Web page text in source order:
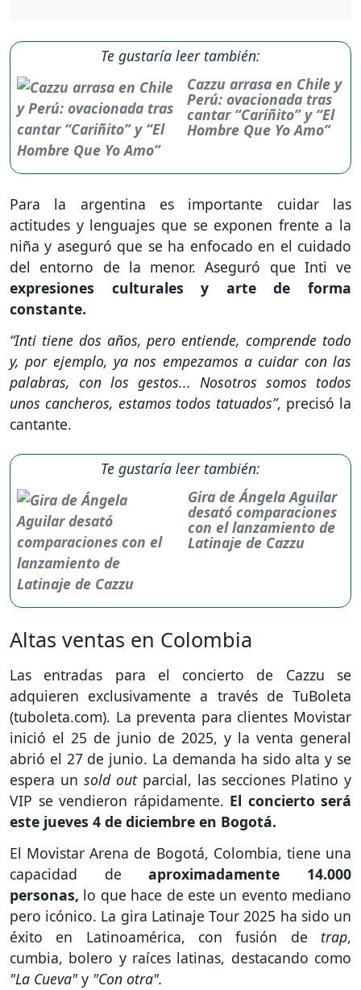
Te gustaría leer también:
Cazzu arrasa en Chile y
Perú: ovacionada tras
cantar “Cariñito” y “El
Hombre Que Yo Amo”
Para la argentina es importante cuidar las
actitudes y lenguajes que se exponen frente a la
niña y aseguró que se ha enfocado en el cuidado
del entorno de la menor. Aseguró que Inti ve
expresiones culturales y arte de forma
constante.
“Inti tiene dos años, pero entiende, comprende todo
y, por ejemplo, ya nos empezamos a cuidar con las
palabras, con los gestos... Nosotros somos todos
unos cancheros, estamos todos tatuados”, precisó la
cantante.
Te gustaría leer también:
Gira de Ángela Aguilar
desató comparaciones
con el lanzamiento de
Latinaje de Cazzu
Altas ventas en Colombia
Las entradas para el concierto de Cazzu se
adquieren exclusivamente a través de TuBoleta
(tuboleta.com). La preventa para clientes Movistar
inició el 25 de junio de 2025, y la venta general
abrió el 27 de junio. La demanda ha sido alta y se
espera un sold outparcial, las secciones Platino y
VIP se vendieron rápidamente. El concierto será
este jueves 4 de diciembre en Bogotá.
El Movistar Arena de Bogotá, Colombia, tiene una
capacidad deaproximadamente 14.000
personas, lo que hace de este un evento mediano
pero icónico. La gira Latinaje Tour 2025 ha sido un
éxito en Latinoamérica, con fusión de trap,
cumbia, bolero y raíces latinas, destacando como
"La Cueva"y "Con otra".